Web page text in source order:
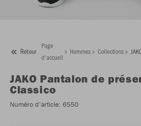
Retour
Page
d'accueil
Hommes Collections
JAKO Pantalon de
Classico
Numéro d’article: 6550